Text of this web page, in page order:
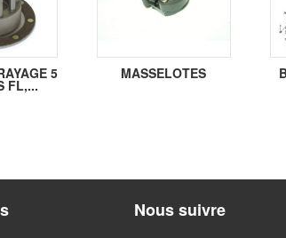
5
FL,...
MASSELOTES
Nous suivre